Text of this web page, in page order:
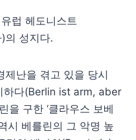
럽 헤도니스트
의 성지다.
난을 겪고 있을 당시
하다(Berlin ist arm, aber
을 구한 ‘클라우스 보베
시 베를린의 그 악명 높